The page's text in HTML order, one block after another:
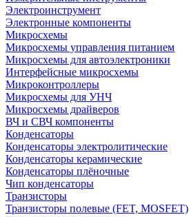
Электроинструмент
Электронные компоненты
Микросхемы
Микросхемы управления питанием
Микросхемы для автоэлектроники
Интерфейсные микросхемы
Микроконтроллеры
Микросхемы для УНЧ
Микросхемы драйверов
ВЧ и СВЧ компоненты
Конденсаторы
Конденсаторы электролитические
Конденсаторы керамические
Конденсаторы плёночные
Чип конденсаторы
Транзисторы
Транзисторы полевые (FET, MOSFET)